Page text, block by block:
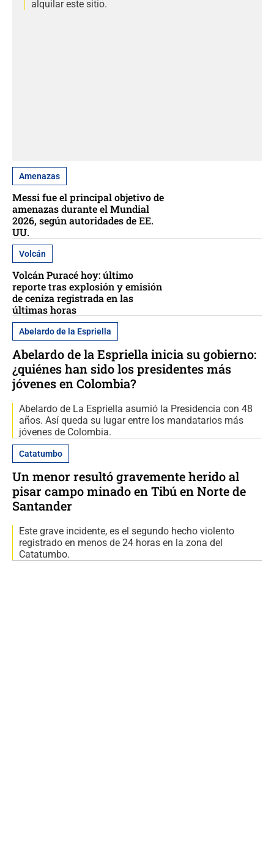
alquilar este sitio.
Amenazas
Messi fue el principal objetivo de
amenazas durante el Mundial
2026, según autoridades de EE.
UU.
Volcán
Volcán Puracé hoy: último
reporte tras explosión y emisión
de ceniza registrada en las
últimas horas
Abelardo de la Espriella
Abelardo de la Espriella inicia su gobierno:
¿quiénes han sido los presidentes más
jóvenes en Colombia?
Abelardo de La Espriella asumió la Presidencia con 48
años. Así queda su lugar entre los mandatarios más
jóvenes de Colombia.
Catatumbo
Un menor resultó gravemente herido al
pisar campo minado en Tibú en Norte de
Santander
Este grave incidente, es el segundo hecho violento
registrado en menos de 24 horas en la zona del
Catatumbo.